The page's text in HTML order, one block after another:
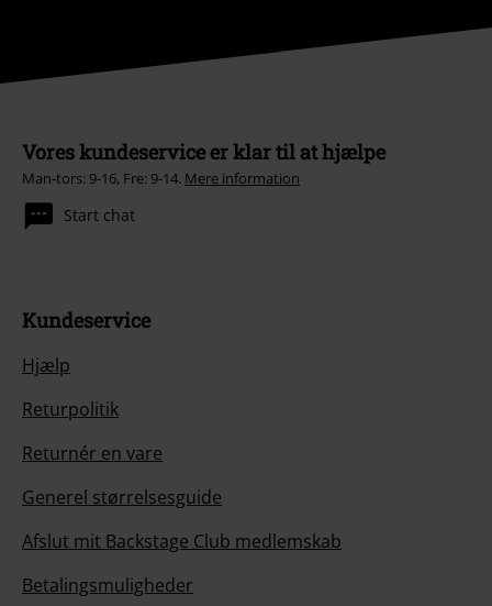
Vores kundeservice er klar til at hjælpe
Man-tors: 9-16, Fre: 9-14. Mere information
Start chat
Kundeservice
Hjælp
Returpolitik
Returnér en vare
Generel størrelsesguide
Afslut mit Backstage Club medlemskab
Betalingsmuligheder